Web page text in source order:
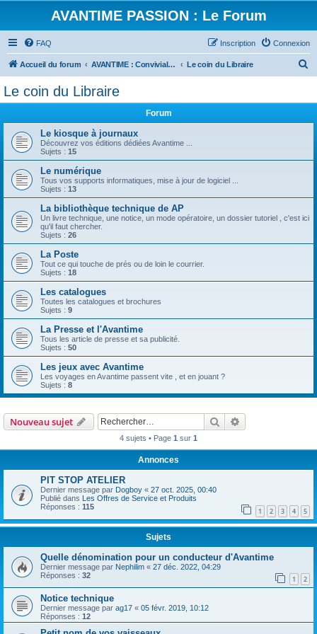
AVANTIME PASSION : Le Forum
FAQ Connexion
Inscription
Accueil du forum AVANTIME : Convivialité et Partage Le coin du Libraire
e
Le coin du Libraire
Forum
Le kiosque à journaux
Découvrez vos éditions dédiées Avantime ...
Sujets : 15
Le numérique
Tous vos supports informatiques, mise à jour de logiciel ...
Sujets : 13
La bibliothèque technique de AP
Un livre technique, une notice, un mode opératoire, un dossier tutoriel , c'est ici
qu'il faut chercher.
Sujets : 26
La Poste
Tout ce qui touche de prés ou de loin le courrier.
Sujets : 18
Les catalogues
Toutes les catalogues et brochures
Sujets : 9
La Presse et l'Avantime
Tous les article de presse et sa publicité.
Sujets : 50
Les jeux avec Avantime
Les voyages en Avantime passent vite , et en jouant ?
Sujets : 8
Nouveau sujet Rechercher
4 sujets • Page 1 sur 1
Annonces
PIT STOP ATELIER
Dernier message par Dogboy « 27 oct. 2025, 00:40
Publié dans Les Offres de Service et Produits
Réponses : 115 1 2 3 4 5
Sujets
Quelle dénomination pour un conducteur d'Avantime
Dernier message par Nephilim « 27 déc. 2022, 04:29
Réponses : 32 1 2
Notice technique
Dernier message par ag17 « 05 févr. 2019, 10:12
Réponses : 12